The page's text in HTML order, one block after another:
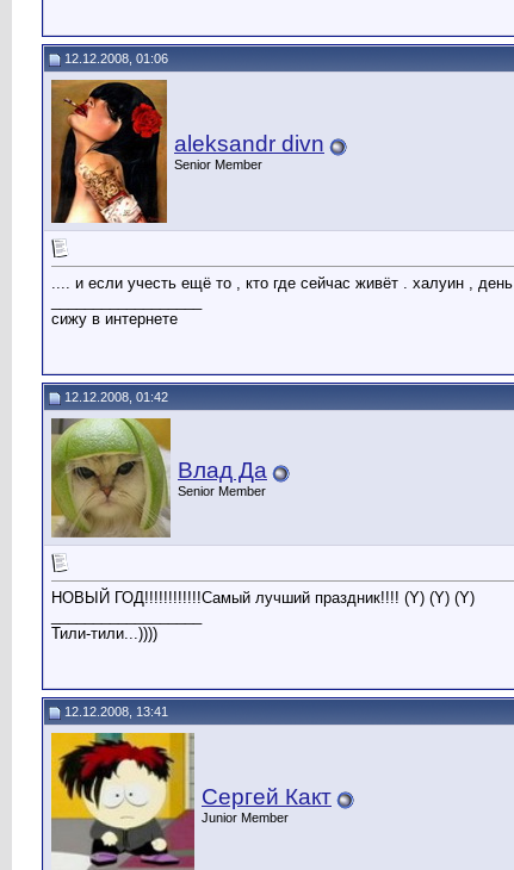
12.12.2008, 01:06
aleksandr divn
Senior Member
.... и если учесть ещё то , кто где сейчас живёт . халуин ,
сижу в интернете
12.12.2008, 01:42
Влад Да
Senior Member
НОВЫЙ ГОД!!!!!!!!!!!!Самый лучший праздник!!!! (Y) (Y) (Y)
Тили-тили...))))
12.12.2008, 13:41
Сергей Какт
Junior Member